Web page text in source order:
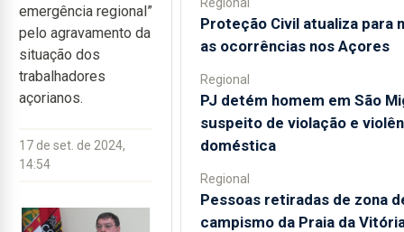
emergência regional”
pelo agravamento da
situação dos
trabalhadores
açorianos.
17 de set. de 2024,
14:54
Proteção Civil atualiza para
as ocorrências nos Açores
Regional
PJ detém homem em São
suspeito de violação e
doméstica
Regional
Pessoas retiradas de zona
campismo da Praia da